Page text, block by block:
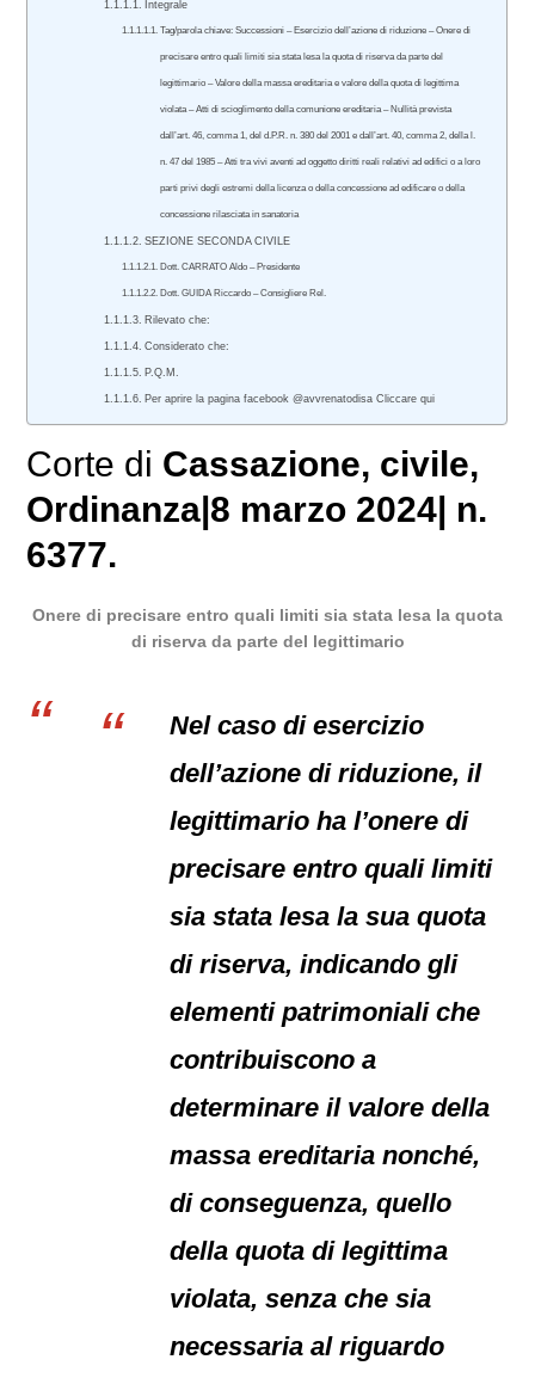
Integrale
Tag/parola chiave: Successioni – Esercizio dell’azione di riduzione – Onere di
precisare entro quali limiti sia stata lesa la quota di riserva da parte del
legittimario – Valore della massa ereditaria e valore della quota di legittima
violata – Atti di scioglimento della comunione ereditaria – Nullità prevista
dall’art. 46, comma 1, del d.P.R. n. 380 del 2001 e dall’art. 40, comma 2, della l.
n. 47 del 1985 – Atti tra vivi aventi ad oggetto diritti reali relativi ad edifici o a loro
parti privi degli estremi della licenza o della concessione ad edificare o della
concessione rilasciata in sanatoria
SEZIONE SECONDA CIVILE
Dott. CARRATO Aldo – Presidente
Dott. GUIDA Riccardo – Consigliere Rel.
Rilevato che:
Considerato che:
P.Q.M.
Per aprire la pagina facebook @avvrenatodisa Cliccare qui
Corte di Cassazione, civile,
Ordinanza|8 marzo 2024| n.
6377.
Onere di precisare entro quali limiti sia stata lesa la quota
di riserva da parte del legittimario
Nel caso di esercizio
dell’azione di riduzione, il
legittimario ha l’onere di
precisare entro quali limiti
sia stata lesa la sua quota
di riserva, indicando gli
elementi patrimoniali che
contribuiscono a
determinare il valore della
massa ereditaria nonché,
di conseguenza, quello
della quota di legittima
violata, senza che sia
necessaria al riguardo